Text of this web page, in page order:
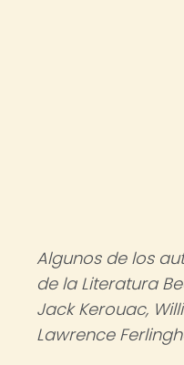
Algunos de los
de la Literatura
Jack Kerouac,
Lawrence